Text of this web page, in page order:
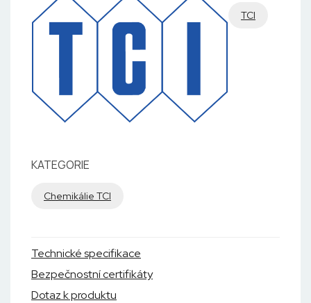
TCI
KATEGORIE
Chemikálie TCI
Technické specifikace
Bezpečnostní certifikáty
Dotaz k produktu